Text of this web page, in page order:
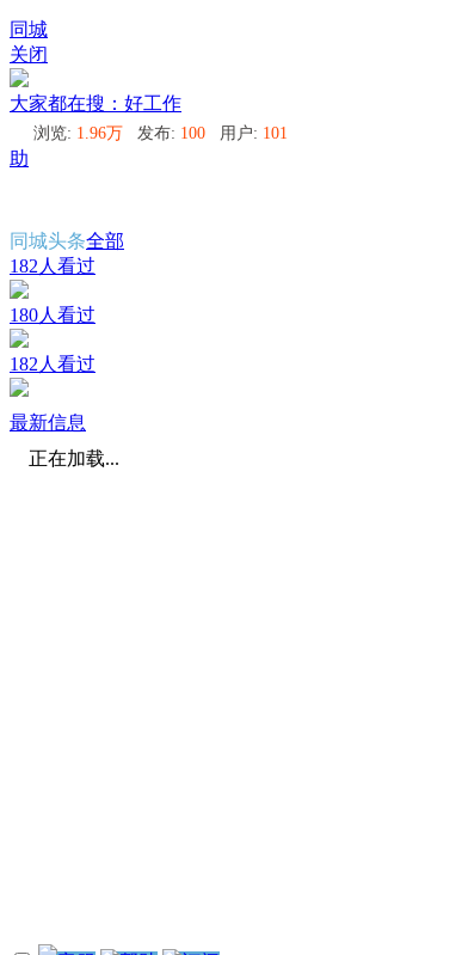
同城
关闭
大家都在搜：好工作
浏览: 1.96万 发布: 100 用户: 101
助
同城头条全部
182人看过
180人看过
182人看过
最新信息
正在加载...